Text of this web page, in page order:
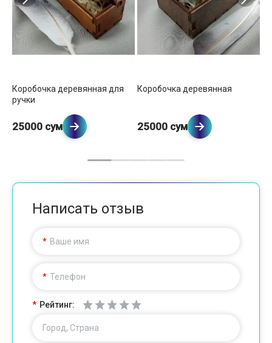
Коробочка деревянная для
ручки
25000 сум
Коробочка деревянная
25000 сум
Написать отзыв
Ваше имя
Телефон
Рейтинг:
Город, Страна